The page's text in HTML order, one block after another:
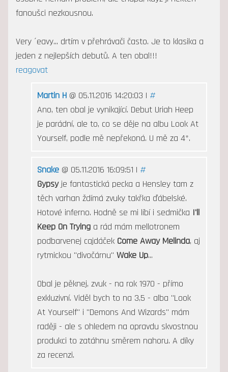
fanoušci nezkousnou.
Very ´eavy... drtím v přehrávači často. Je to klasika a
jeden z nejlepších debutů. A ten obal!!!
reagovat
Martin H@ 05.11.2016 14:20:03 | #
Ano, ten obal je vynikající. Debut Uriah Heep
je parádní, ale to, co se děje na albu Look At
Yourself, podle mě nepřekoná. U mě za 4*.
Snake@ 05.11.2016 16:09:51 | #
Gypsyje fantastická pecka a Hensley tam z
těch varhan ždímá zvuky takřka ďábelské.
Hotové inferno. Hodně se mi líbí i sedmička I'll
Keep On Tryinga rád mám mellotronem
podbarvenej cajdáček Come Away Melinda, aj
rytmickou "divočárnu" Wake Up...
Obal je pěknej, zvuk - na rok 1970 - přímo
exkluzivní. Viděl bych to na 3,5 - alba "Look
At Yourself" i "Demons And Wizards" mám
raději - ale s ohledem na opravdu skvostnou
produkci to zatáhnu směrem nahoru. A díky
za recenzi.